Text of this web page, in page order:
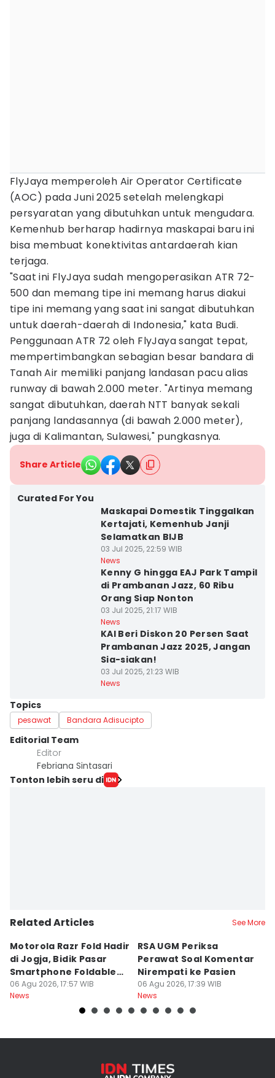
FlyJaya memperoleh Air Operator Certificate
(AOC) pada Juni 2025 setelah melengkapi
persyaratan yang dibutuhkan untuk mengudara.
Kemenhub berharap hadirnya maskapai baru ini
bisa membuat konektivitas antardaerah kian
terjaga.
"Saat ini FlyJaya sudah mengoperasikan ATR 72-
500 dan memang tipe ini memang harus diakui
tipe ini memang yang saat ini sangat dibutuhkan
untuk daerah-daerah di Indonesia," kata Budi.
Penggunaan ATR 72 oleh FlyJaya sangat tepat,
mempertimbangkan sebagian besar bandara di
Tanah Air memiliki panjang landasan pacu alias
runway di bawah 2.000 meter. "Artinya memang
sangat dibutuhkan, daerah NTT banyak sekali
panjang landasannya (di bawah 2.000 meter),
juga di Kalimantan, Sulawesi," pungkasnya.
Share Article
Curated For You
Maskapai Domestik Tinggalkan
Kertajati, Kemenhub Janji
Selamatkan BIJB
03 Jul 2025, 22:59 WIB
News
Kenny G hingga EAJ Park Tampil
di Prambanan Jazz, 60 Ribu
Orang Siap Nonton
03 Jul 2025, 21:17 WIB
News
KAI Beri Diskon 20 Persen Saat
Prambanan Jazz 2025, Jangan
Sia-siakan!
03 Jul 2025, 21:23 WIB
News
Topics
pesawat Bandara Adisucipto
Editorial Team
Editor
Febriana Sintasari
Tonton lebih seru di
Related Articles See More
Motorola Razr Fold Hadir
di Jogja, Bidik Pasar
Smartphone Foldable
Premium
06 Agu 2026, 17:57 WIB
News
RSA UGM Periksa
Perawat Soal Komentar
Nirempati ke Pasien
06 Agu 2026, 17:39 WIB
News